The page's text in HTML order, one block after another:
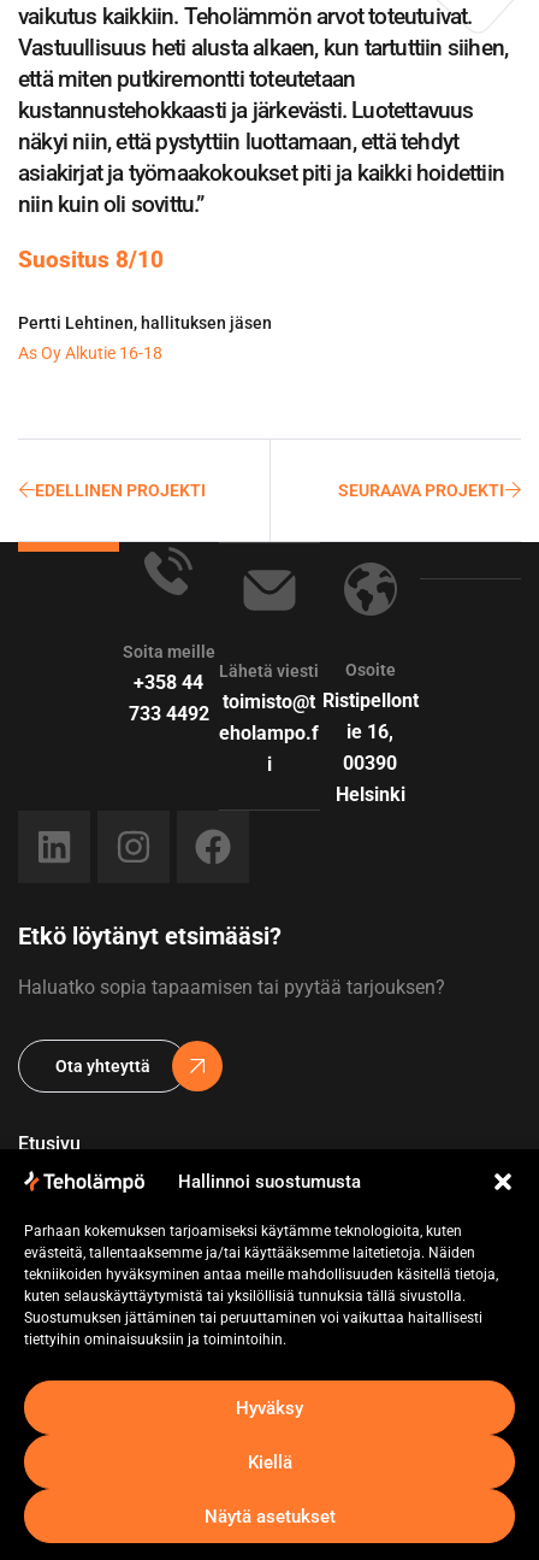
Hallinnoi suostumusta
Parhaan kokemuksen tarjoamiseksi käytämme teknologioita, kuten
evästeitä, tallentaaksemme ja/tai käyttääksemme laitetietoja. Näiden
tekniikoiden hyväksyminen antaa meille mahdollisuuden käsitellä tietoja,
kuten selauskäyttäytymistä tai yksilöllisiä tunnuksia tällä sivustolla.
Suostumuksen jättäminen tai peruuttaminen voi vaikuttaa haitallisesti
tiettyihin ominaisuuksiin ja toimintoihin.
Hyväksy
Kiellä
Näytä asetukset
vaikutus kaikkiin. Teholämmön arvot toteutuivat.
Vastuullisuus heti alusta alkaen, kun tartuttiin siihen,
että miten putkiremontti toteutetaan
kustannustehokkaasti ja järkevästi. Luotettavuus
näkyi niin, että pystyttiin luottamaan, että tehdyt
asiakirjat ja työmaakokoukset piti ja kaikki hoidettiin
niin kuin oli sovittu.”
Suositus 8/10
Pertti Lehtinen, hallituksen jäsen
As Oy Alkutie 16-18
EDELLINEN PROJEKTI SEURAAVA PROJEKTI
Soita meille
+358 44
733 4492
Lähetä viesti
toimisto@t
eholampo.f
i
Osoite
Ristipellont
ie 16,
00390
Helsinki
Etusivu
Yritys
Referenssit
Pyydä tarjous
Ota yhteyttä
Etkö löytänyt etsimääsi?
Haluatko sopia tapaamisen tai pyytää tarjouksen?
Ota yhteyttä